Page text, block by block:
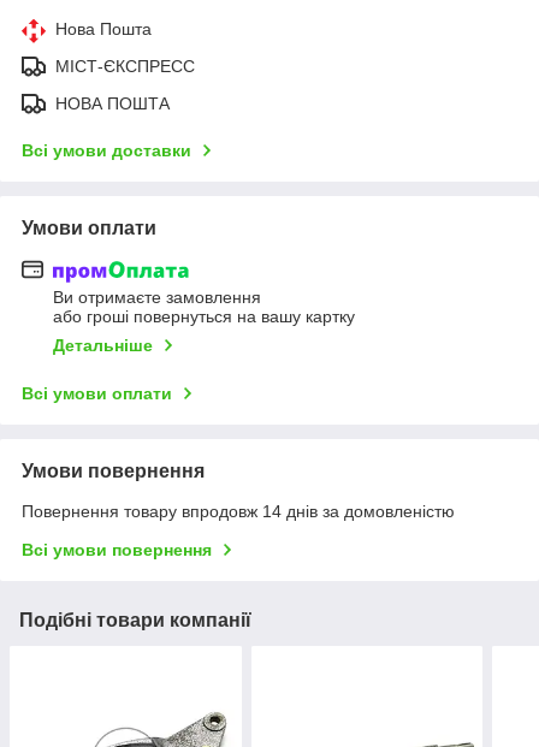
Нова Пошта
МІСТ-ЄКСПРЕСС
НОВА ПОШТА
Всі умови доставки
Умови оплати
Ви отримаєте замовлення
або гроші повернуться на вашу картку
Детальніше
Всі умови оплати
Умови повернення
Повернення товару впродовж 14 днів за домовленістю
Всі умови повернення
Подібні товари компанії